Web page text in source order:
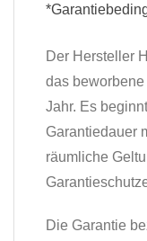
Der Hersteller
das
Jahr. Es
Garantiedauer
räumliche
Die Garantie